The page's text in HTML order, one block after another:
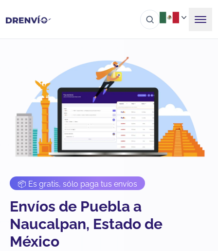
📦 Es gratis, sólo paga tus envíos
Envíos de Puebla a
Naucalpan, Estado de
México